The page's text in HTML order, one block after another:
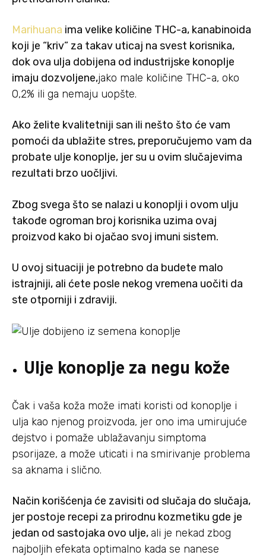
Marihuana ima velike količine THC-a, kanabinoida
koji je “kriv” za takav uticaj na svest korisnika,
dok ova ulja dobijena od industrijske konoplje
imaju dozvoljene,jako male količine THC-a, oko
0,2% ili ga nemaju uopšte.
Ako želite kvalitetniji san ili nešto što će vam
pomoći da ublažite stres, preporučujemo vam da
probate ulje konoplje, jer su u ovim slučajevima
rezultati brzo uočljivi.
Zbog svega što se nalazi u konoplji i ovom ulju
takođe ogroman broj korisnika uzima ovaj
proizvod kako bi ojačao svoj imuni sistem.
U ovoj situaciji je potrebno da budete malo
istrajniji, ali ćete posle nekog vremena uočiti da
ste otporniji i zdraviji.
Ulje konoplje za negu kože
Čak i vaša koža može imati koristi od konoplje i
ulja kao njenog proizvoda, jer ono ima umirujuće
dejstvo i pomaže ublažavanju simptoma
psorijaze, a može uticati i na smirivanje problema
sa aknama i slično.
Način korišćenja će zavisiti od slučaja do slučaja,
jer postoje recepi za prirodnu kozmetiku gde je
jedan od sastojaka ovo ulje, ali je nekad zbog
najboljih efekata optimalno kada se nanese